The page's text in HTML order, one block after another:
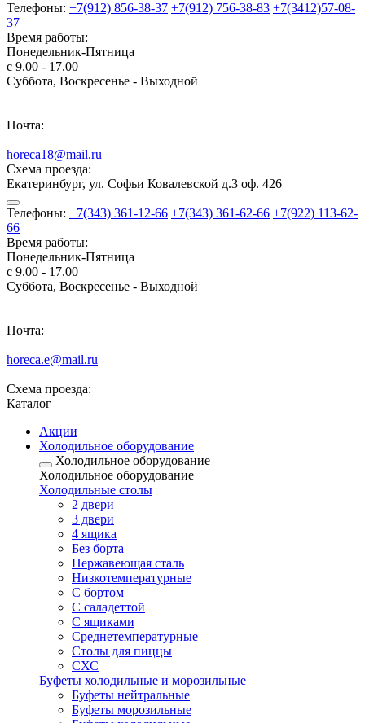
Телефоны: +7(912) 856-38-37 +7(912) 756-38-83 +7(3412)57-08-
37
Время работы:
Понедельник-Пятница
с 9.00 - 17.00
Суббота, Воскресенье - Выходной
Почта:
horeca18@mail.ru
Схема проезда:
Екатеринбург, ул. Софьи Ковалевской д.3 оф. 426
Телефоны: +7(343) 361-12-66 +7(343) 361-62-66 +7(922) 113-62-
66
Время работы:
Понедельник-Пятница
с 9.00 - 17.00
Суббота, Воскресенье - Выходной
Почта:
horeca.e@mail.ru
Схема проезда:
Каталог
Акции
Холодильное оборудование
Холодильное оборудование
Холодильное оборудование
Холодильные столы
2 двери
3 двери
4 ящика
Без борта
Нержавеющая сталь
Низкотемпературные
С бортом
С саладеттой
С ящиками
Среднетемпературные
Столы для пиццы
СХС
Буфеты холодильные и морозильные
Буфеты нейтральные
Буфеты морозильные